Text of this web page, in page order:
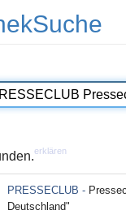
erklären
PRESSECLUB -
Deutschland"